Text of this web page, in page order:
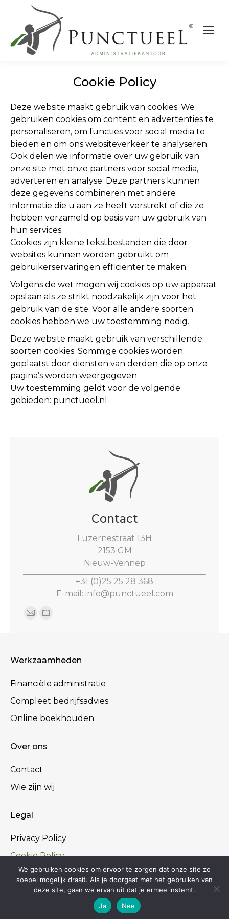
Cookie Policy
Deze website maakt gebruik van cookies. We
gebruiken cookies om content en advertenties te
personaliseren, om functies voor social media te
bieden en om ons websiteverkeer te analyseren.
Ook delen we informatie over uw gebruik van
onze site met onze partners voor social media,
adverteren en analyse. Deze partners kunnen
deze gegevens combineren met andere
informatie die u aan ze heeft verstrekt of die ze
hebben verzameld op basis van uw gebruik van
hun services.
Cookies zijn kleine tekstbestanden die door
websites kunnen worden gebruikt om
gebruikerservaringen efficiënter te maken.
Volgens de wet mogen wij cookies op uw apparaat
opslaan als ze strikt noodzakelijk zijn voor het
gebruik van de site. Voor alle andere soorten
cookies hebben we uw toestemming nodig.
Deze website maakt gebruik van verschillende
soorten cookies. Sommige cookies worden
geplaatst door diensten van derden die op onze
pagina’s worden weergegeven.
Uw toestemming geldt voor de volgende
gebieden: punctueel.nl
Contact
Luzernestraat 13H
2153 GM
Nieuw-Vennep
+31 (0)25 25 28 368
E-mail: info@punctueel.com
Vind ons op:
Mail
in
window
Website
in
window
Werkzaamheden
Financiële administratie
Compleet bedrijfsadvies
Online boekhouden
Over ons
Contact
Wie zijn wij
Legal
Privacy Policy
Cookie Policy
Algemene voorwaarden
We gebruiken cookies om ervoor te zorgen dat onze site zo
soepel mogelijk draait. Als je doorgaat met het gebruiken van
deze site, gaan we ervan uit dat je ermee instemt.
Ja
Nee